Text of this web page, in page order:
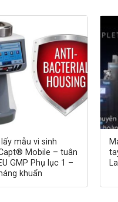
lấy mẫu vi sinh
Mobile – tuân
GMP Phụ lục 1 –
khuẩn